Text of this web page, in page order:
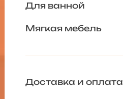
Для ванной
Мягкая мебель
Доставка и оплата